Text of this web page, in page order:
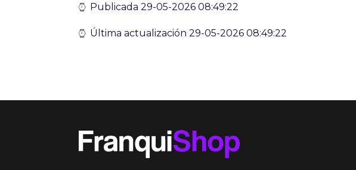
Publicada 29-05-2026 08:49:22
Última actualización 29-05-2026 08:49:22